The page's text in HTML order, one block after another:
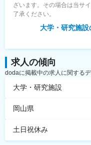
ざいます。その場合は当サ
了承ください。
大学・研究施設
求人の傾向
dodaに掲載中の求人に関する
大学・研究施設
岡山県
土日祝休み